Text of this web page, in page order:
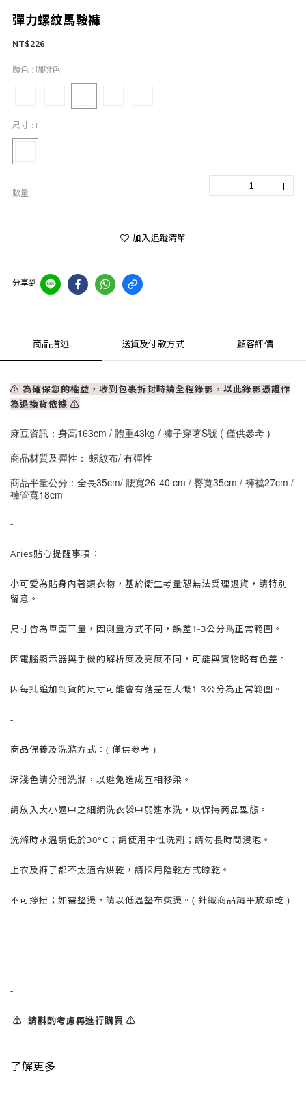
彈力螺紋馬鞍褲
NT$226
顏色 : 咖啡色
尺寸 : F
數量
加入追蹤清單
分享到
商品描述 送貨及付款方式 顧客評價
⚠ 為確保您的權益，收到包裹拆封時請全程錄影，以此錄影憑證作
為退換貨依據 ⚠
麻豆資訊：身高163cm / 體重43kg / 褲子穿著S號 ( 僅供參考 )
商品材質及彈性： 螺紋布/ 有彈性
商品平量公分：全長35cm/ 腰寬26-40 cm / 臀寬35cm / 褲襠27cm /
褲管寬18cm
-
Aries貼心提醒事項：
小可愛為貼身內著類衣物，基於衛生考量恕無法受理退貨，請特別
留意。
尺寸皆為單面平量，因測量方式不同，誤差1-3公分爲正常範圍。
因電腦顯示器與手機的解析度及亮度不同，可能與實物略有色差。
因每批追加到貨的尺寸可能會有落差在大慨1-3公分為正常範圍。
-
商品保養及洗滌方式：( 僅供參考 )
深淺色請分開洗滌，以避免造成互相移染。
請放入大小適中之細網洗衣袋中弱速水洗，以保持商品型態。
洗滌時水溫請低於30°C；請使用中性洗劑；請勿長時間浸泡。
上衣及褲子都不太適合烘乾，請採用陰乾方式晾乾。
不可擰扭；如需整燙，請以低溫墊布熨燙。( 針織商品請平放晾乾 )
-
-
⚠️ 請斟酌考慮再進行購買 ⚠️
了解更多